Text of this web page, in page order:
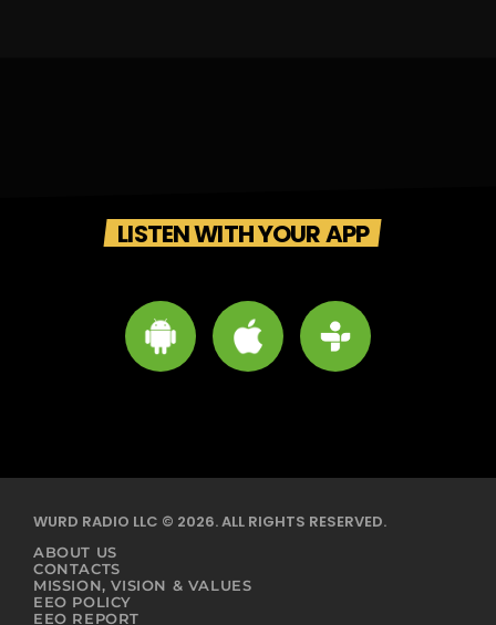
LISTEN WITH YOUR APP
WURD RADIO LLC © 2026. ALL RIGHTS RESERVED.
ABOUT US
CONTACTS
MISSION, VISION & VALUES
EEO POLICY
EEO REPORT